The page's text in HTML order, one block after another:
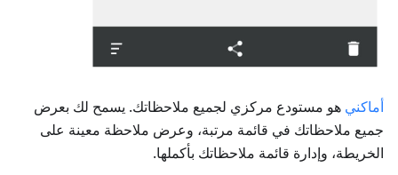
أماكني هو مستودع مركزي لجميع ملاحظاتك. يسمح لك بعرض
جميع ملاحظاتك في قائمة مرتبة، وعرض ملاحظة معينة على
الخريطة، وإدارة قائمة ملاحظاتك بأكملها.